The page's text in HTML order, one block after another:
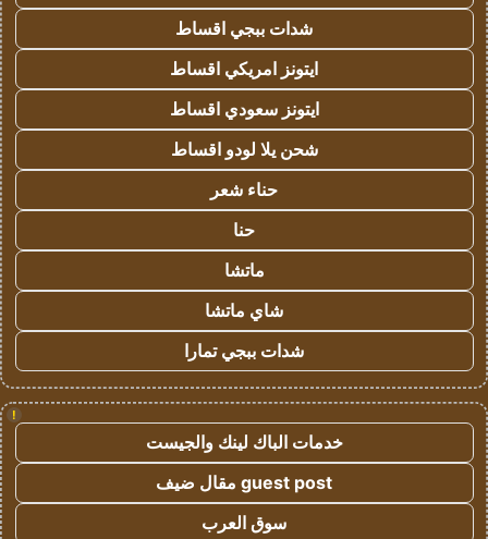
شدات ببجي اقساط
ايتونز امريكي اقساط
ايتونز سعودي اقساط
شحن يلا لودو اقساط
حناء شعر
حنا
ماتشا
شاي ماتشا
شدات ببجي تمارا
!
خدمات الباك لينك والجيست
guest post مقال ضيف
سوق العرب